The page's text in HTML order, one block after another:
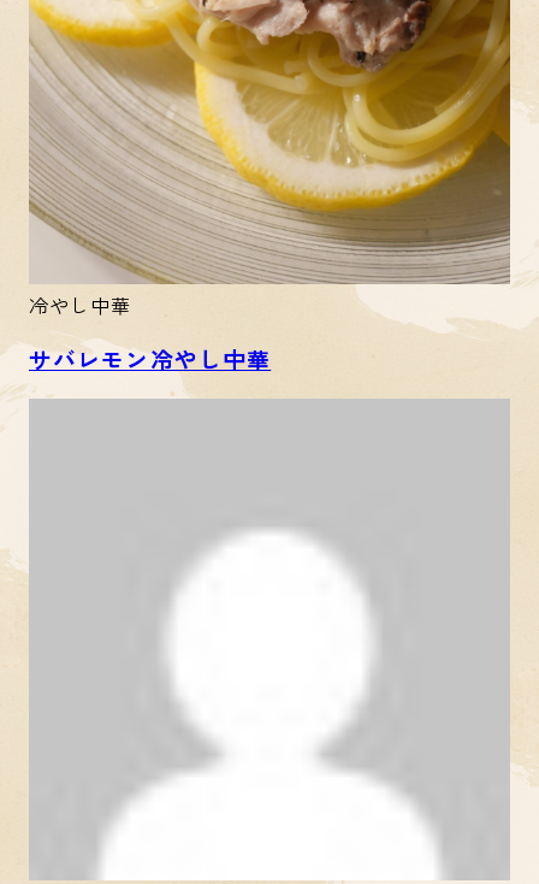
冷やし中華
サバレモン冷やし中華